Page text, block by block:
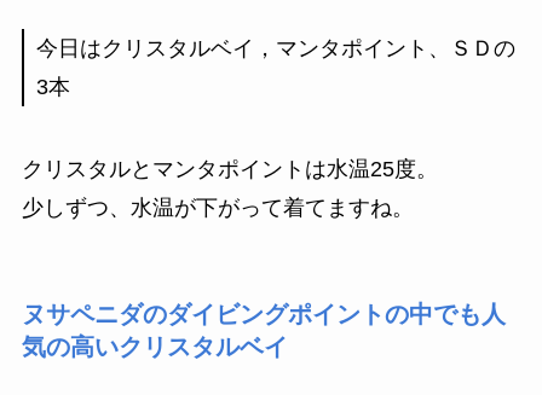
今日はクリスタルベイ，マンタポイント、ＳＤの
3本
クリスタルとマンタポイントは水温25度。
少しずつ、水温が下がって着てますね。
ヌサペニダのダイビングポイントの中でも人
気の高いクリスタルベイ